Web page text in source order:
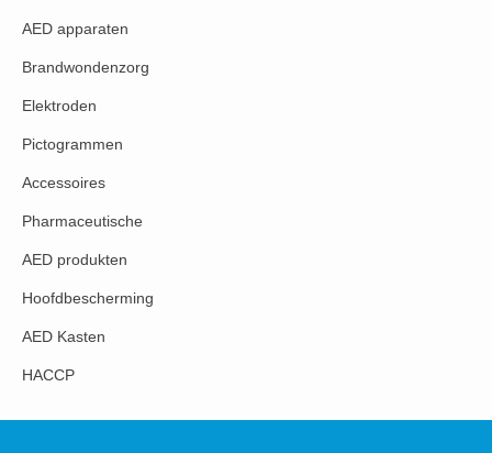
AED apparaten
Brandwondenzorg
Elektroden
Pictogrammen
Accessoires
Pharmaceutische
AED produkten
Hoofdbescherming
AED Kasten
HACCP